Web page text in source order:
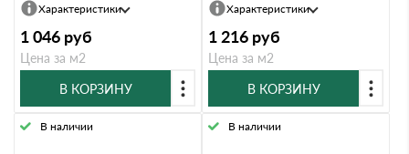
Характеристики
1 046 руб
Цена за м2
В КОРЗИНУ
Характеристики
1 216 руб
Цена за м2
В КОРЗИНУ
В наличии В наличии